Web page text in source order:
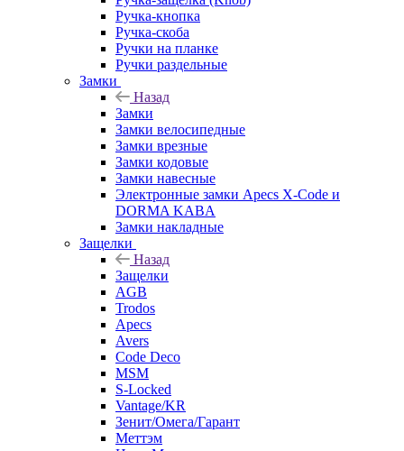
Ручка-кнопка
Ручка-скоба
Ручки на планке
Ручки раздельные
Замки
Назад
Замки
Замки велосипедные
Замки врезные
Замки кодовые
Замки навесные
Электронные замки Apecs X-Code и
DORMA KABA
Замки накладные
Защелки
Назад
Защелки
AGB
Trodos
Apecs
Avers
Code Deco
MSM
S-Locked
Vantage/KR
Зенит/Омега/Гарант
Меттэм